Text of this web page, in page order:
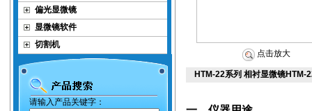
偏光显微镜
显微镜软件
切割机
请输入产品关键字：
点击放大
HTM-22系列 相衬显微镜HTM-